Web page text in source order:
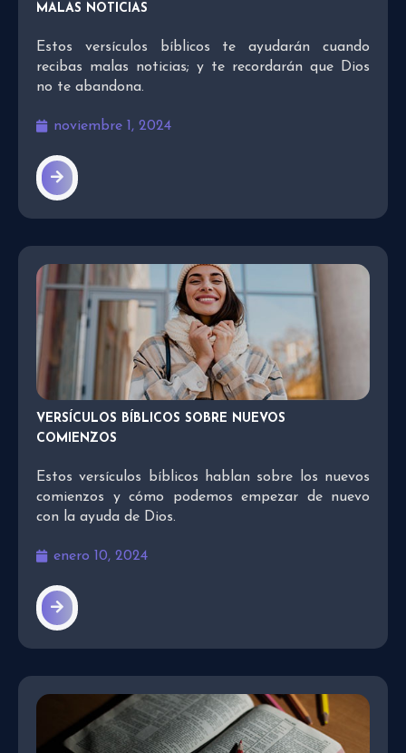
MALAS NOTICIAS
Estos versículos bíblicos te ayudarán cuando
recibas malas noticias; y te recordarán que Dios
no te abandona.
noviembre 1, 2024
VERSÍCULOS BÍBLICOS SOBRE NUEVOS
COMIENZOS
Estos versículos bíblicos hablan sobre los nuevos
comienzos y cómo podemos empezar de nuevo
con la ayuda de Dios.
enero 10, 2024